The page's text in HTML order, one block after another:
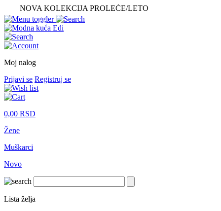
NOVA KOLEKCIJA PROLEĆE/LETO
Moj nalog
Prijavi se Registruj se
0,00 RSD
Žene
Muškarci
Novo
Lista želja